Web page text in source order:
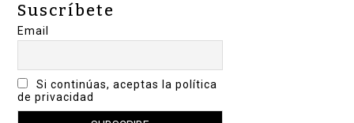
Suscríbete
Email
Si continúas, aceptas la política
de privacidad